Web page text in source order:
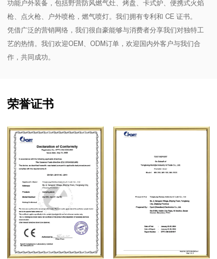
功能户外装备，包括野营防风燃气灶、烤盘、卡式炉、便携式火焰
枪、点火枪、户外喷枪，燃气喷灯。我们拥有专利和 CE 证书。
凭借广泛的营销网络，我们很自豪能够与消费者分享我们对独特工
艺的热情。我们欢迎OEM、ODM订单，欢迎国内外客户与我们合
作，共同成功。
荣誉证书